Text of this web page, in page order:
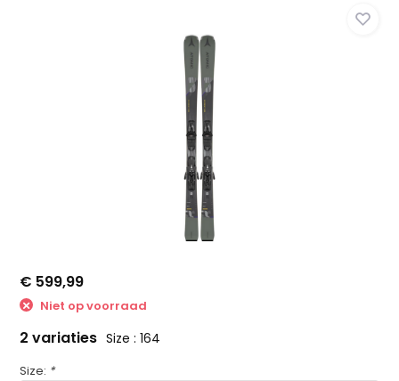
€ 599,99
Niet op voorraad
2 variaties Size : 164
Size: *